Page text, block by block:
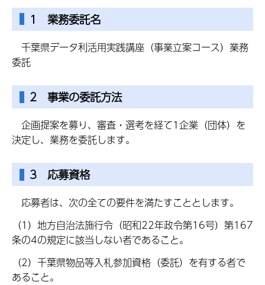
1 業務委託名
千葉県データ利活用実践講座（事業立案コース）業務
委託
2 事業の委託方法
企画提案を募り、審査・選考を経て1企業（団体）を
決定し、業務を委託します。
3 応募資格
応募者は、次の全ての要件を満たすこととします。
（1）地方自治法施行令（昭和22年政令第16号）第167
条の4の規定に該当しない者であること。
（2）千葉県物品等入札参加資格（委託）を有する者で
あること。